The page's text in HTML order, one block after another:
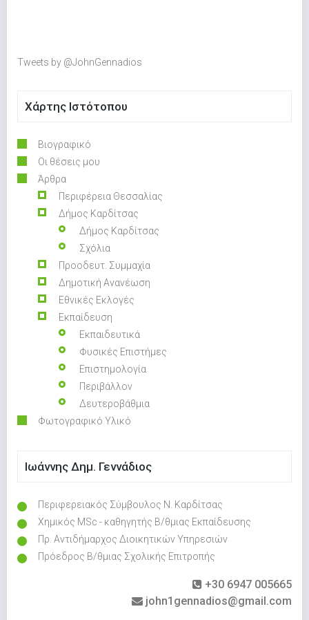
Tweets by @JohnGennadios
Χάρτης Ιστότοπου
Βιογραφικό
Οι θέσεις μου
Άρθρα
Περιφέρεια Θεσσαλίας
Δήμος Καρδίτσας
Δήμος Καρδίτσας
Σχόλια
Προοδευτ. Συμμαχία
Δημοτική Ανανέωση
Εθνικές Εκλογές
Εκπαίδευση
Εκπαιδευτικά
Φυσικές Επιστήμες
Επιστημολογία
Περιβάλλον
Δευτεροβάθμια
Φωτογραφικό Υλικό
Ιωάννης Δημ. Γεννάδιος
Περιφερειακός Σύμβουλος Ν. Καρδίτσας
Χημικός MSc - καθηγητής Β/θμιας Εκπαίδευσης
Πρ. Αντιδήμαρχος Διοικητικών Υπηρεσιών
Πρόεδρος Β/θμιας Σχολικής Επιτροπής
+30 6947 005665
john1gennadios@gmail.com